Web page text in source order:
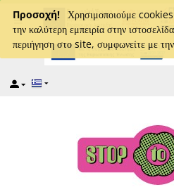
Προσοχή! Χρησιμοποιούμε
την καλύτερη εμπειρία στην
περιήγηση στο site, συμφωνείτε με
captcha